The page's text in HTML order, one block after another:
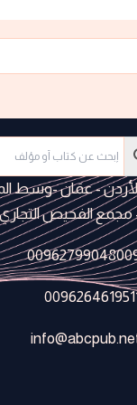
- عمَان -وسط
مجمع الفحيص التجاري